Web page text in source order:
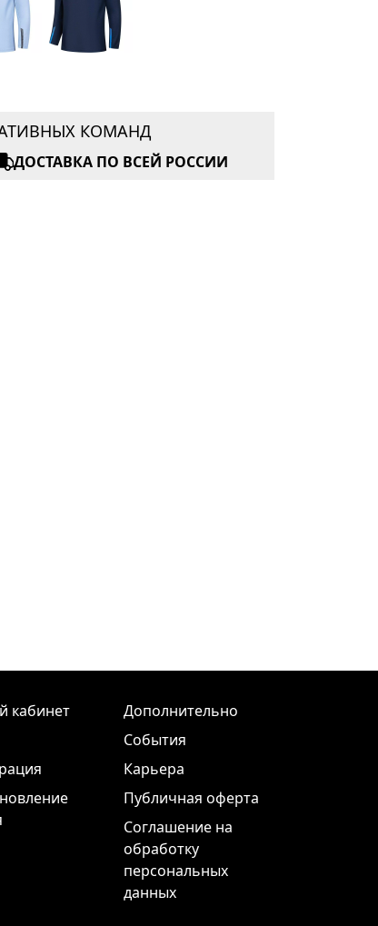
КОМАНД
ДОСТАВКА ПО ВСЕЙ РОССИИ
кабинет
Дополнительно
События
Карьера
Публичная оферта
Соглашение на
обработку
персональных
данных